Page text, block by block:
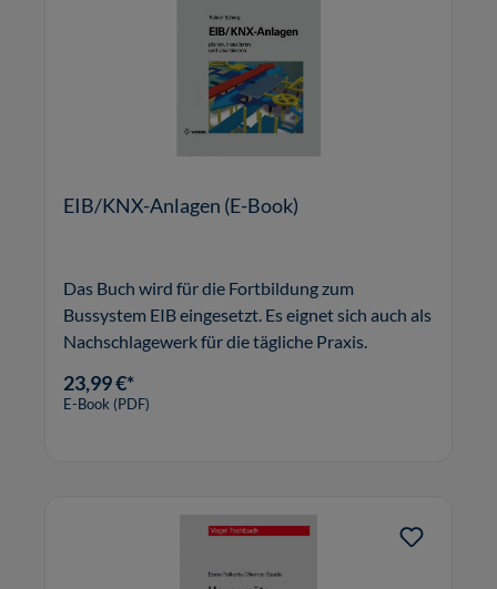
EIB/KNX-Anlagen (E-Book)
Das Buch wird für die Fortbildung zum
Bussystem EIB eingesetzt. Es eignet sich auch als
Nachschlagewerk für die tägliche Praxis.
23,99 €*
E-Book (PDF)